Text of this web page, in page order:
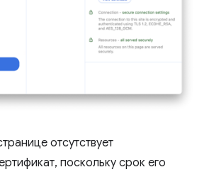
отсутствует
поскольку срок его